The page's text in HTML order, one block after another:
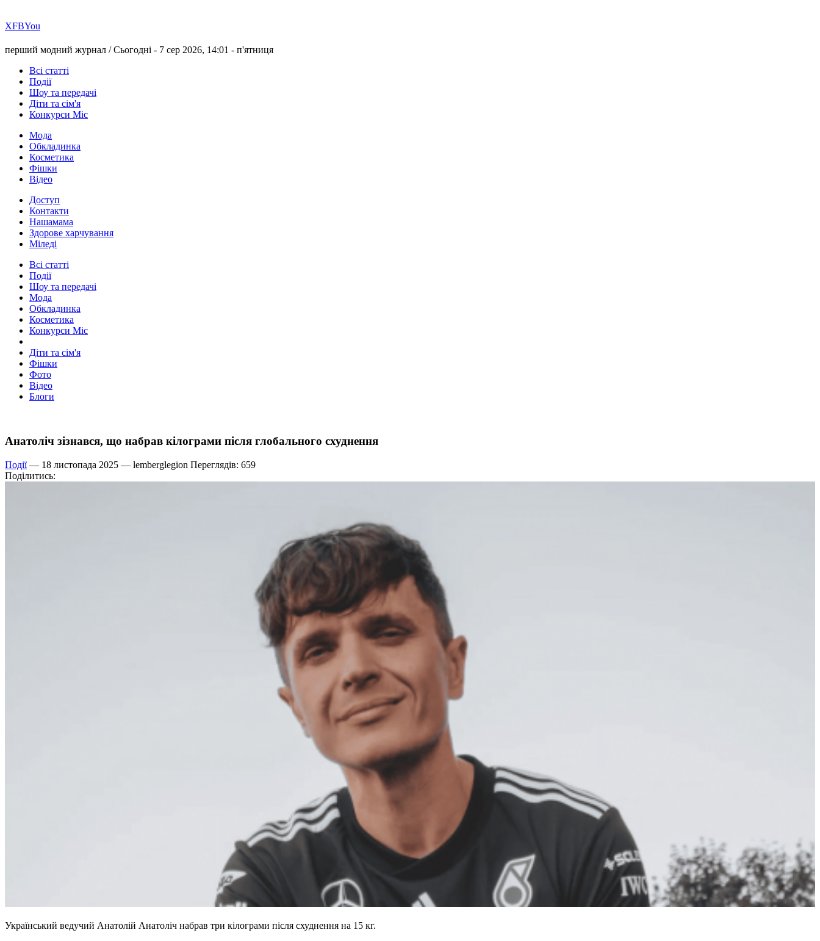
ХFBYou
перший модний журнал /Сьогодні - 7 сер 2026, 14:01 - п'ятниця
Всі статті
Події
Шоу та передачі
Діти та сім'я
Конкурси Міс
Мода
Обкладинка
Косметика
Фішки
Відео
Доступ
Контакти
Нашамама
Здорове харчування
Міледі
Всі статті
Події
Шоу та передачі
Мода
Обкладинка
Косметика
Конкурси Міс
Діти та сім'я
Фішки
Фото
Відео
Блоги
Анатоліч зізнався, що набрав кілограми після глобального схуднення
Події— 18 листопада 2025 — lemberglegion Переглядів: 659
Поділитись:
Український ведучий Анатолій Анатоліч набрав три кілограми після схуднення на 15 кг.